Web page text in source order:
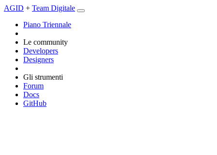
AGID + Team Digitale
Piano Triennale
Le community
Developers
Designers
Gli strumenti
Forum
Docs
GitHub